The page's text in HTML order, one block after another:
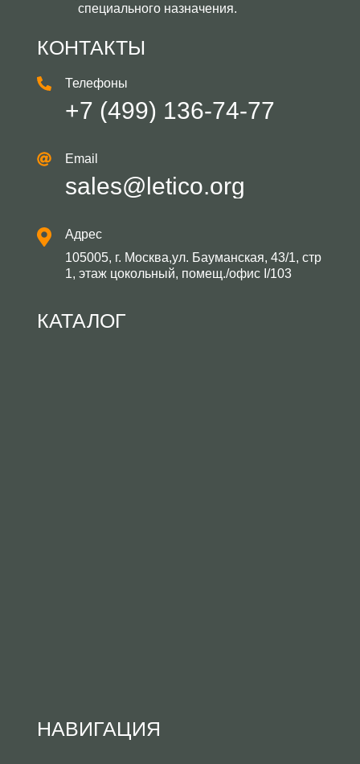
специального назначения.
КОНТАКТЫ
Телефоны
+7 (499) 136-74-77
Email
sales@letico.org
Адрес
105005, г. Москва,ул. Бауманская, 43/1, стр
1, этаж цокольный, помещ./офис I/103
КАТАЛОГ
НАВИГАЦИЯ